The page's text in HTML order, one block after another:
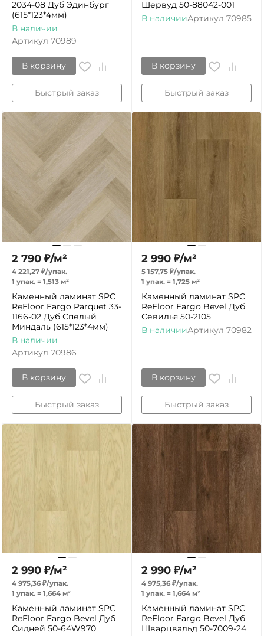
2034-08 Дуб Эдинбург
(615*123*4мм)
В наличии
Артикул 70989
В корзину
Быстрый заказ
Шервуд 50-88042-001
В наличииАртикул 70985
В корзину
Быстрый заказ
2 790 ₽/м²
4 221,27 ₽/упак.
1 упак. = 1,513 м²
Каменный ламинат SPC
ReFloor Fargo Parquet 33-
1166-02 Дуб Спелый
Миндаль (615*123*4мм)
В наличии
Артикул 70986
В корзину
Быстрый заказ
2 990 ₽/м²
5 157,75 ₽/упак.
1 упак. = 1,725 м²
Каменный ламинат SPC
ReFloor Fargo Bevel Дуб
Севилья 50-2105
В наличииАртикул 70982
В корзину
Быстрый заказ
2 990 ₽/м²
4 975,36 ₽/упак.
1 упак. = 1,664 м²
Каменный ламинат SPC
ReFloor Fargo Bevel Дуб
Сидней 50-64W970
2 990 ₽/м²
4 975,36 ₽/упак.
1 упак. = 1,664 м²
Каменный ламинат SPC
ReFloor Fargo Bevel Дуб
Шварцвальд 50-7009-24